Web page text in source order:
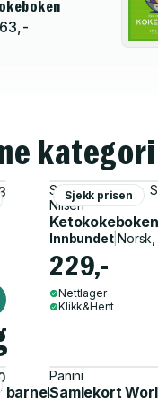
kategori
Sjekk prisen
Sofie Hexeberg,
Nilsen
Innbundet|Norsk,
229,-
Nettlager
Klikk&Hent
Panini
Samlekort